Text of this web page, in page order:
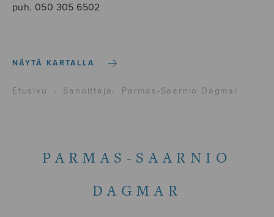
puh. 050 305 6502
NÄYTÄ KARTALLA
Etusivu › Sanoittaja › Parmas-Saarnio Dagmar
PARMAS-SAARNIO
DAGMAR